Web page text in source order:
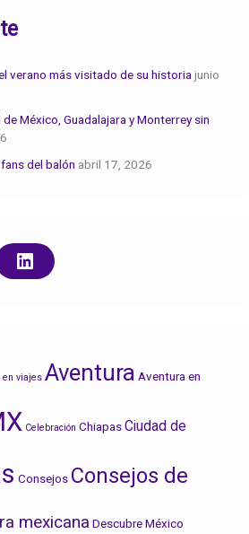
verano más visitado de su historia junio
México, Guadalajara y Monterrey sin
del balón abril 17, 2026
C
o
r
i
d
en viajes Aventura Aventura en
Celebración Chiapas Ciudad de
Consejos Consejos de
mexicana Descubre México